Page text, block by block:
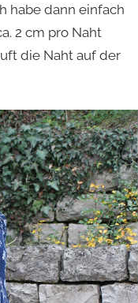
habe dann einfach
2 cm pro Naht
die Naht auf der